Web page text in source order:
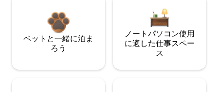
ペットと一緒に泊ま
ろう
ノートパソコン使用
に適した仕事スペー
ス